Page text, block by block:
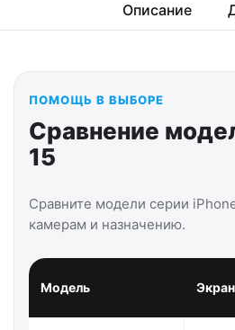
Описание
ПОМОЩЬ В ВЫБОРЕ
Сравнение
15
Сравните модели серии
камерам и назначению.
Модель Экран